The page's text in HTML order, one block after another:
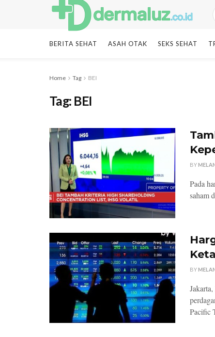
BERITA SEHAT ASAH OTAK SEKS SEHAT
Home Tag BEI
Tag: BEI
BY
Pada
saham
BY
Pacific